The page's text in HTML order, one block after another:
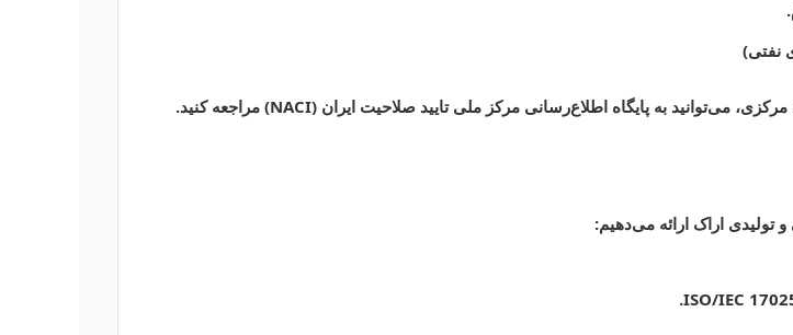
نفتی)
پایگاه اطلاع‌رسانی مرکز ملی تایید صلاحیت ایران (NACI) مراجعه کنید.
تولیدی اراک ارائه می‌دهیم: